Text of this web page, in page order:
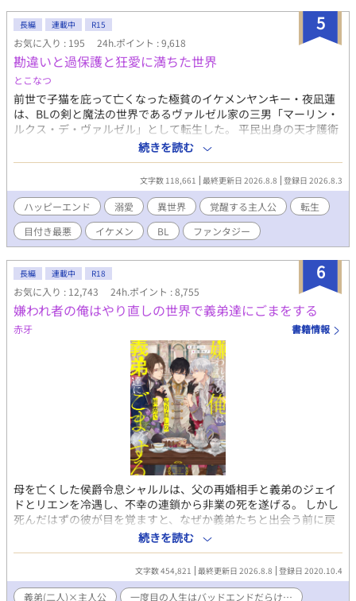
ら、バッドエンドは回避できるのか？運命の日までは一年を切っ
ている。 ※小説家になろう・カクヨムへも掲載 毎日7:00・
19:00の二回更新
5
長編 連載中 R15
お気に入り : 195 24h.ポイント : 9,618
勘違いと過保護と狂愛に満ちた世界
とこなつ
前世で子猫を庇って亡くなった極貧のイケメンヤンキー・夜凪蓮
は、BLの剣と魔法の世界であるヴァルゼル家の三男「マーリン・
ルクス・デ・ヴァルゼル」として転生した。 平民出身の天才護衛
としてやってきた美少年・アルベール（アル）と出会い、幼少期
に母エリスの劇薬の毒からアルを救おうとした際、マーリンは
【空間支配の大魔術】に覚醒して彼を救った。アルはマーリンに
密かな強烈な恋心を抱いており、毎夜エリスに「本日のマーリン
報告」を行っている。 当主である父ヴィンセントや双子の兄た
ち、さらに母方の祖父母は、マーリンを「ヴァルゼル家の至宝」
「天使」と呼び、過剰なまでの溺愛を注いでいる。しかし、中身
がビビりな小心者であるマーリンは、その重すぎるプレッシャー
に日々怯え、憂鬱を感じていた。 歴史や一族の家系図を学ぶ中、
マーリンは母エリスの名前からミドルネーム「ルクス」が抜けて
いることに気づく。母が冷遇されているという壮大な勘違いをし
たマーリンは、ショックのあまり発作的に魔力を暴走させるが、
アルに鎮められる。翌日、納得がいかないまま魔力切れと疲労に
より自室で寝込み、母への想いを巡らせている。
続きを読む
文字数 118,661 最終更新日 2026.8.8 登録日 2026.8.3
ハッピーエンド 溺愛 異世界 覚醒する主人公
転生
目付き最悪
イケメン BL ファンタジー
6
長編 連載中 R18
お気に入り : 12,743 24h.ポイント : 8,755
嫌われ者の俺はやり直しの世界で義弟達にごまをする
赤牙 書籍情報
母を亡くした侯爵令息シャルルは、父の再婚相手と義弟のジェイ
ドとリエンを冷遇し、不幸の連鎖から非業の死を遂げる。 しかし
死んだはずの彼が目を覚ますと、なぜか義弟たちと出会う前に戻
っていた。 今度は悲惨な人生を辿るまいと彼らを大切にしてみた
ところ、義弟たちに溺愛されるようになりーー!? 愛され義兄の
逆行転生BL、開幕！ ✳︎✳︎✳︎✳︎✳︎✳︎✳︎✳︎✳︎✳︎✳︎✳︎✳︎✳︎✳︎✳︎ 本編は完結し
ました☆ 【書籍化決定！】 2022年6月13日刊行です(^^) 番外編を
投稿していますが、書籍化改稿前に投稿していた番外編はweb掲
続きを読む
文字数 454,821 最終更新日 2026.8.8 登録日 2020.10.4
義弟(二人)×主人公 一度目の人生はバッドエンドだらけ…